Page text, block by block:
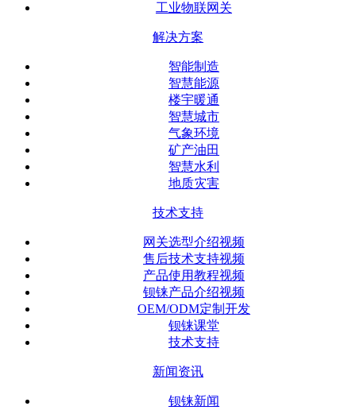
工业物联网关
解决方案
智能制造
智慧能源
楼宇暖通
智慧城市
气象环境
矿产油田
智慧水利
地质灾害
技术支持
网关选型介绍视频
售后技术支持视频
产品使用教程视频
钡铼产品介绍视频
OEM/ODM定制开发
钡铼课堂
技术支持
新闻资讯
钡铼新闻